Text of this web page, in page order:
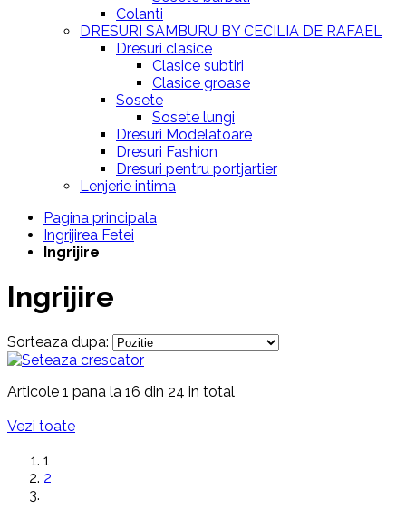
Colanti
DRESURI SAMBURU BY CECILIA DE RAFAEL
Dresuri clasice
Clasice subtiri
Clasice groase
Sosete
Sosete lungi
Dresuri Modelatoare
Dresuri Fashion
Dresuri pentru portjartier
Lenjerie intima
Pagina principala
Ingrijirea Fetei
Ingrijire
Ingrijire
Sorteaza dupa:
Articole 1 pana la 16 din 24 in total
Vezi toate
1
2